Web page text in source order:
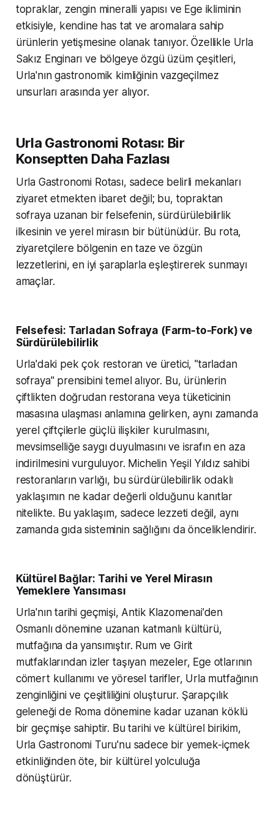
topraklar, zengin mineralli yapısı ve Ege ikliminin
etkisiyle, kendine has tat ve aromalara sahip
ürünlerin yetişmesine olanak tanıyor. Özellikle Urla
Sakız Enginarı ve bölgeye özgü üzüm çeşitleri,
Urla'nın gastronomik kimliğinin vazgeçilmez
unsurları arasında yer alıyor.
Urla Gastronomi Rotası: Bir
Konseptten Daha Fazlası
Urla Gastronomi Rotası, sadece belirli mekanları
ziyaret etmekten ibaret değil; bu, topraktan
sofraya uzanan bir felsefenin, sürdürülebilirlik
ilkesinin ve yerel mirasın bir bütünüdür. Bu rota,
ziyaretçilere bölgenin en taze ve özgün
lezzetlerini, en iyi şaraplarla eşleştirerek sunmayı
amaçlar.
Felsefesi: Tarladan Sofraya (Farm-to-Fork) ve
Sürdürülebilirlik
Urla'daki pek çok restoran ve üretici, "tarladan
sofraya" prensibini temel alıyor. Bu, ürünlerin
çiftlikten doğrudan restorana veya tüketicinin
masasına ulaşması anlamına gelirken, aynı zamanda
yerel çiftçilerle güçlü ilişkiler kurulmasını,
mevsimselliğe saygı duyulmasını ve israfın en aza
indirilmesini vurguluyor. Michelin Yeşil Yıldız sahibi
restoranların varlığı, bu sürdürülebilirlik odaklı
yaklaşımın ne kadar değerli olduğunu kanıtlar
nitelikte. Bu yaklaşım, sadece lezzeti değil, aynı
zamanda gıda sisteminin sağlığını da önceliklendirir.
Kültürel Bağlar: Tarihi ve Yerel Mirasın
Yemeklere Yansıması
Urla'nın tarihi geçmişi, Antik Klazomenai'den
Osmanlı dönemine uzanan katmanlı kültürü,
mutfağına da yansımıştır. Rum ve Girit
mutfaklarından izler taşıyan mezeler, Ege otlarının
cömert kullanımı ve yöresel tarifler, Urla mutfağının
zenginliğini ve çeşitliliğini oluşturur. Şarapçılık
geleneği de Roma dönemine kadar uzanan köklü
bir geçmişe sahiptir. Bu tarihi ve kültürel birikim,
Urla Gastronomi Turu'nu sadece bir yemek-içmek
etkinliğinden öte, bir kültürel yolculuğa
dönüştürür.